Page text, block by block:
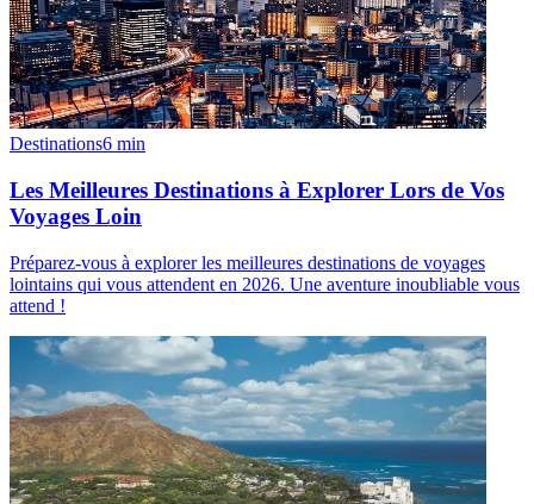
Destinations6 min
Les Meilleures Destinations à Explorer Lors de Vos
Voyages Loin
Préparez-vous à explorer les meilleures destinations de voyages
lointains qui vous attendent en 2026. Une aventure inoubliable vous
attend !